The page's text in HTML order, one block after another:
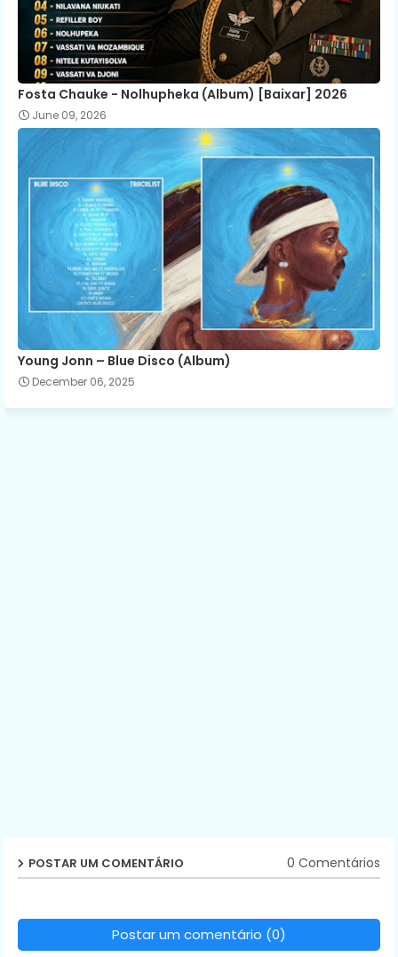
Fosta Chauke - Nolhupheka (Album) [Baixar] 2026
June 09, 2026
Young Jonn – Blue Disco (Album)
December 06, 2025
POSTAR UM COMENTÁRIO 0 Comentários
Postar um comentário (0)